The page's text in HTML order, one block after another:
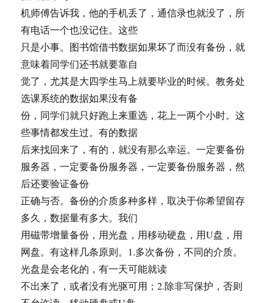
机师傅告诉我，他的手机丢了，通信录也就没了，所
有电话一个也没记住。这些
只是小事。图书馆借书数据如果坏了而没有备份，就
意味着同学们还书就要靠自
觉了，尤其是大四学生马上就要毕业的时候。教务处
选课系统的数据如果没有备
份，同学们就只好跑上来重选，花上一两个小时。这
些事情都发生过。有的数据
后来找回来了，有的，就没有那么幸运。一定要备份
服务器，一定要备份服务器，一定要备份服务器，然
后还要验证备份
正确与否。备份的介质多种多样，取决于你希望留存
多久，数据量有多大。我们
用磁带增量备份，用光盘，用移动硬盘，用U盘，用
网盘。有这样几条原则。1.多次备份，不同的介质。
光盘是会老化的，有一天可能就读
不出来了，或者没有光驱可用；2.除非写保护，否则